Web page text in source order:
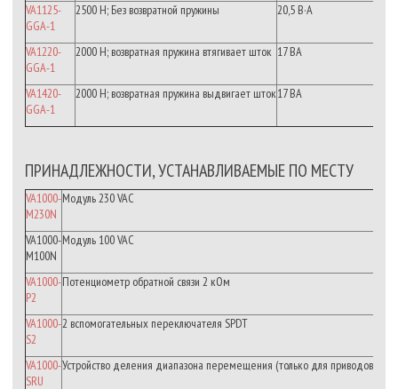
VA1125-
GGA-1
2500 Н; Без возвратной пружины 20,5 В·А
VA1220-
GGA-1
2000 Н; возвратная пружина втягивает шток 17 ВА
VA1420-
GGA-1
2000 Н; возвратная пружина выдвигает шток17 ВА
ПРИНАДЛЕЖНОСТИ, УСТАНАВЛИВАЕМЫЕ ПО МЕСТУ
VA1000-
M230N
Модуль230VAC
VA1000-
M100N
Модуль 100VAC
VA1000-
P2
Потенциометр обратной связи 2 кОм
VA1000-
S2
2 вспомогательных переключателя SPDT
VA1000-
SRU
Устройство деления диапазона перемещения (только для приводов